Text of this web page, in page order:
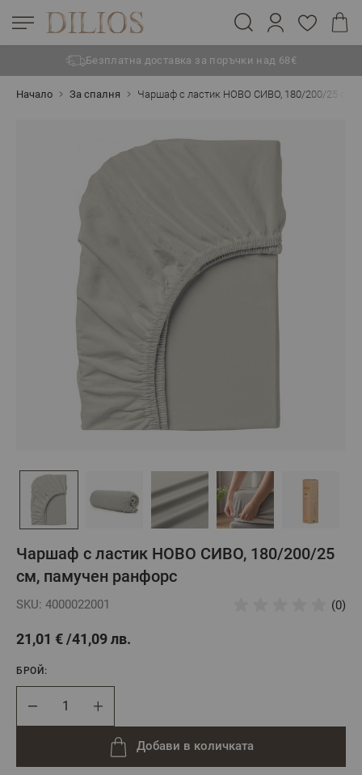
Безплатна доставка за поръчки над 68€
Начало За спалня Чаршаф с ластик НОВО СИВО, 180/200/25 см,
Чаршаф с ластик НОВО СИВО, 180/200/25
см, памучен ранфорс
SKU: 4000022001 (0)
21,01 € 41,09 лв.
БРОЙ:
Добави в количката